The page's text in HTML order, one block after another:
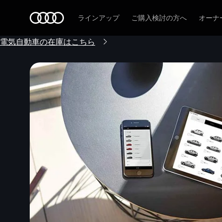
ラインアップ ご購入検討の方へ オーナ
電気自動車の在庫はこちら